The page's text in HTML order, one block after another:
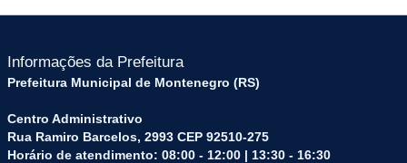
Informações da Prefeitura
Prefeitura Municipal de Montenegro (RS)
Centro Administrativo
Rua Ramiro Barcelos, 2993 CEP 92510-275
Horário de atendimento: 08:00 - 12:00 | 13:30 - 16:30